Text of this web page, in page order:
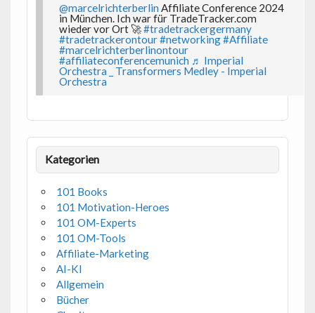
@marcelrichterberlin Affiliate Conference 2024
in München. Ich war für TradeTracker.com
wieder vor Ort 🚀#tradetrackergermany
#tradetrackerontour#networking#Affiliate
#marcelrichterberlinontour
#affiliateconferencemunich ♬ Imperial
Orchestra _ Transformers Medley - Imperial
Orchestra
Kategorien
101 Books
101 Motivation-Heroes
101 OM-Experts
101 OM-Tools
Affiliate-Marketing
AI-KI
Allgemein
Bücher